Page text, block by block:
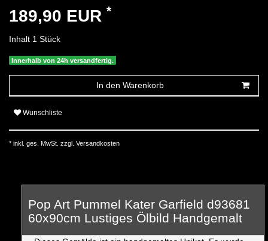
189,90 EUR *
Inhalt 1 Stück
Innerhalb von 24h versandfertig.
In den Warenkorb
Wunschliste
* inkl. ges. MwSt. zzgl. Versandkosten
Pop Art Pummel Kater Garfield d93681
60x90cm Lustiges Ölbild Handgemalt